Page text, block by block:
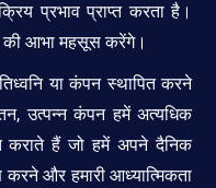
प्रभाव प्राप्त करता है।
की आभा महसूस करेंगे।
या कंपन स्थापित करने
उत्पन्न कंपन हमें अत्यधिक
कराते हैं जो हमें अपने दैनिक
और हमारी आध्यात्मिकता